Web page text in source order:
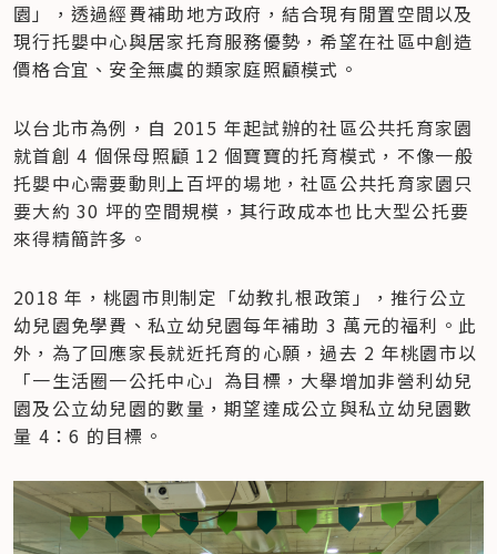
園」，透過經費補助地方政府，結合現有閒置空間以及
現行托嬰中心與居家托育服務優勢，希望在社區中創造
價格合宜、安全無虞的類家庭照顧模式。
以台北市為例，自 2015 年起試辦的社區公共托育家園
就首創 4 個保母照顧 12 個寶寶的托育模式，不像一般
托嬰中心需要動則上百坪的場地，社區公共托育家園只
要大約 30 坪的空間規模，其行政成本也比大型公托要
來得精簡許多。
2018 年，桃園市則制定「幼教扎根政策」，推行公立
幼兒園免學費、私立幼兒園每年補助 3 萬元的福利。此
外，為了回應家長就近托育的心願，過去 2 年桃園市以
「一生活圈一公托中心」為目標，大舉增加非營利幼兒
園及公立幼兒園的數量，期望達成公立與私立幼兒園數
量 4：6 的目標。